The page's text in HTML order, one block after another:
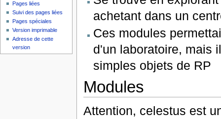
achetant dans un
Ces modules
d'un laboratoire, mais
simples objets de RP
Modules
Attention, celestus est
Pages liées
Suivi des pages liées
Pages spéciales
Version imprimable
Adresse de cette
version